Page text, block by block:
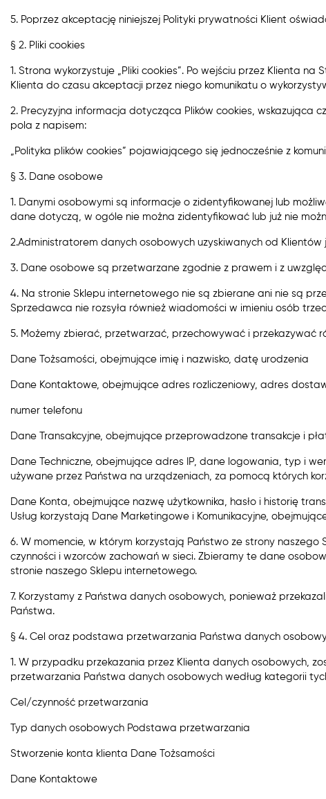
5. Poprzez akceptację niniejszej Polityki prywatności Klient
§ 2. Pliki cookies
1. Strona wykorzystuje „Pliki cookies”. Po wejściu przez Klienta
Klienta do czasu akceptacji przez niego komunikatu o
2. Precyzyjna informacja dotycząca Plików cookies, wskazująca
pola z napisem:
„Polityka plików cookies” pojawiającego się jednocześnie z
§ 3. Dane osobowe
1. Danymi osobowymi są informacje o zidentyfikowanej lub
dane dotyczą, w ogóle nie można zidentyfikować lub już nie
2.Administratorem danych osobowych uzyskiwanych od
3. Dane osobowe są przetwarzane zgodnie z prawem i z
4. Na stronie Sklepu internetowego nie są zbierane ani nie są
Sprzedawca nie rozsyła również wiadomości w imieniu osób
5. Możemy zbierać, przetwarzać, przechowywać i
Dane Tożsamości​, obejmujące imię i nazwisko, datę urodzenia
Dane Kontaktowe​, obejmujące adres rozliczeniowy, adres
numer telefonu
Dane Transakcyjne​, obejmujące przeprowadzone transakcje i
Dane Techniczne​, obejmujące adres IP, dane logowania, typ i
używane przez Państwa na urządzeniach, za pomocą których
Dane Konta​, obejmujące nazwę użytkownika, hasło i historię
Usług korzystają Dane Marketingowe i Komunikacyjne​,
6. W momencie, w którym korzystają Państwo ze strony
czynności i wzorców zachowań w sieci. Zbieramy te dane
stronie naszego Sklepu internetowego.
7. Korzystamy z Państwa danych osobowych, ponieważ
Państwa.
§ 4. Cel oraz podstawa przetwarzania Państwa danych
1. W przypadku przekazania przez Klienta danych osobowych,
przetwarzania Państwa danych osobowych według kategorii
Cel/czynność przetwarzania
Typ danych osobowych Podstawa przetwarzania
Stworzenie konta klienta Dane Tożsamości
Dane Kontaktowe